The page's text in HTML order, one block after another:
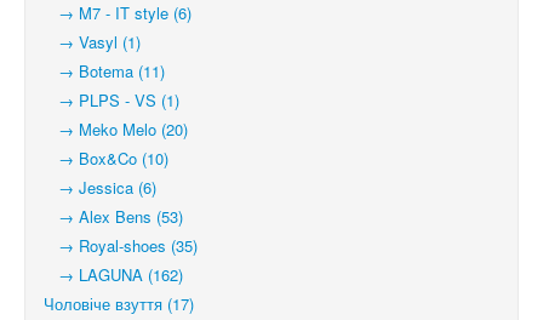
→ M7 - IT style (6)
→ Vasyl (1)
→ Botema (11)
→ PLPS - VS (1)
→ Meko Melo (20)
→ Box&Co (10)
→ Jessica (6)
→ Alex Bens (53)
→ Royal-shoes (35)
→ LAGUNA (162)
Чоловіче взуття (17)